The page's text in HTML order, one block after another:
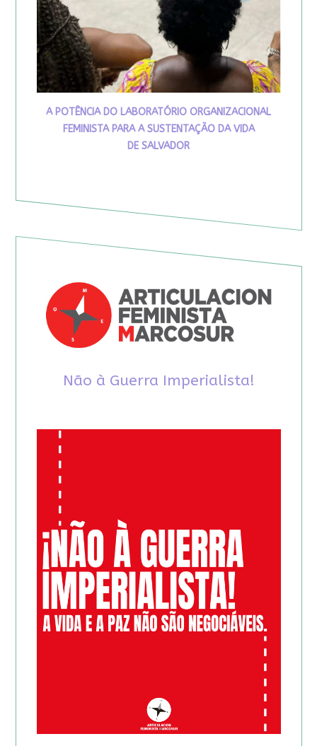
A POTÊNCIA DO LABORATÓRIO ORGANIZACIONAL
FEMINISTA PARA A SUSTENTAÇÃO DA VIDA
DE SALVADOR
Não à Guerra Imperialista!